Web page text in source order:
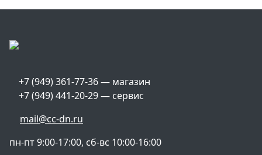
+7 (949) 361-77-36 — магазин
+7 (949) 441-20-29 — сервис
mail@cc-dn.ru
пн-пт 9:00-17:00, сб-вс 10:00-16:00